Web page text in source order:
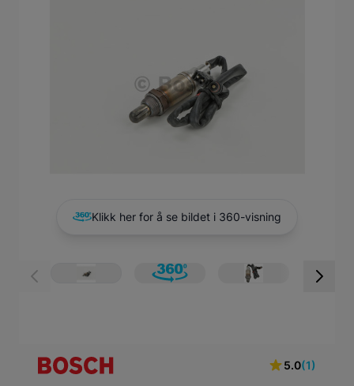
Klikk her for å se bildet i 360-visning
View larger image
View larger image
View larger
5.0(1)